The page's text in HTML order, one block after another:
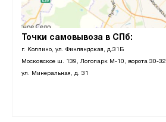
Точки самовывоза в СПб:
г. Колпино, ул. Финляндская, д.31Б
Московское ш. 139, Логопарк М-10, ворота 30-32
ул. Минеральная, д. 31